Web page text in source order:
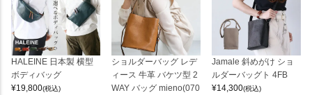
HALEINE 日本製 横型
ボディバッグ
¥19,800(税込)
ショルダーバッグ レデ
ィース 牛革 バケツ型 2
WAY バッグ mieno(070
Jamale 斜めがけ ショ
ルダーバッグト 4FB
¥14,300(税込)